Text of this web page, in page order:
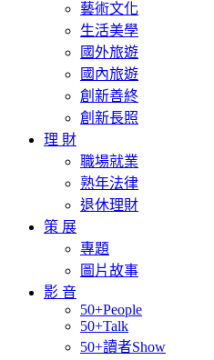
藝術文化
生活美學
國外旅遊
國內旅遊
創新善終
創新長照
理 財
職場就業
熟年法律
退休理財
策 展
專題
圖片故事
影 音
50+People
50+Talk
50+讀者Show